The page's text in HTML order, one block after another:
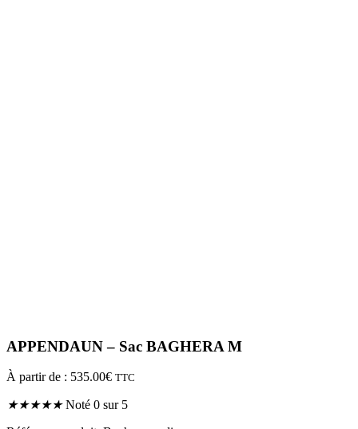
APPENDAUN – Sac BAGHERA M
À partir de : 535.00€ TTC
★★★★★ Noté 0 sur 5